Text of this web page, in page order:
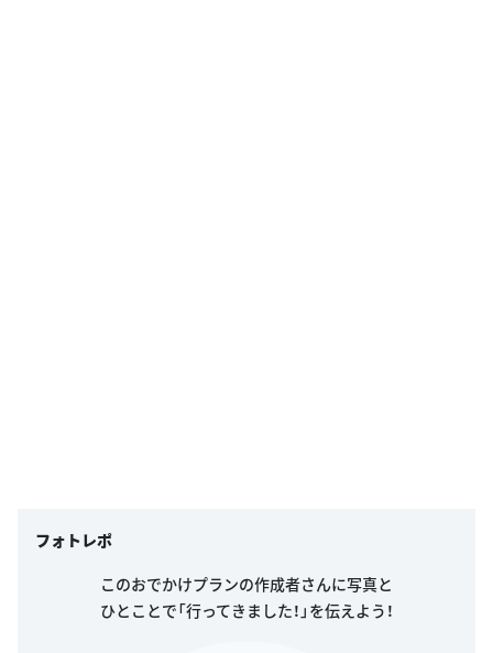
フォトレポ
このおでかけプランの作成者さんに写真と
ひとことで「行ってきました！」を伝えよう！